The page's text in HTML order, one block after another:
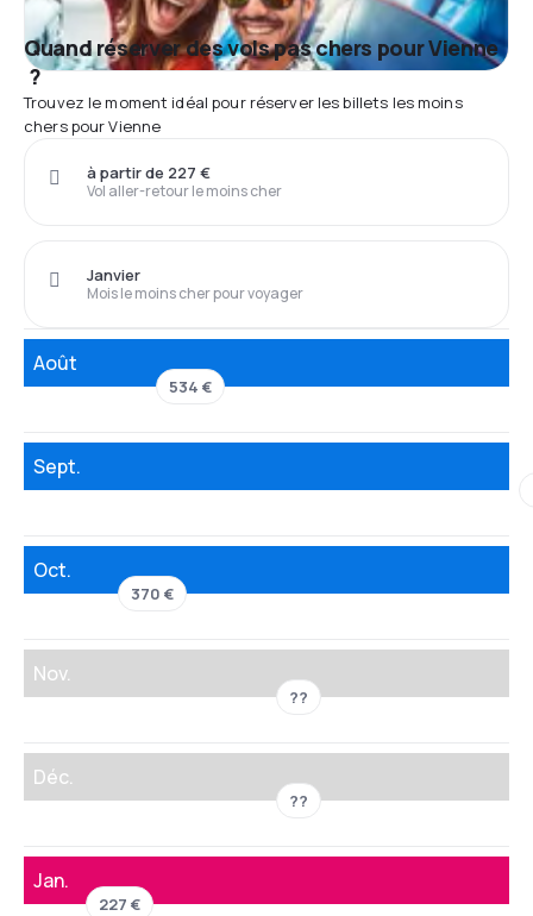
Quand réserver des vols pas chers pour Vienne
?
Trouvez le moment idéal pour réserver les billets les moins
chers pour Vienne
Vol aller-retour le moins cher
à partir de 227 €
Mois le moins cher pour voyager
Janvier
Août
534 €
Sept.
Oct.
370 €
Nov.
??
Déc.
??
Jan.
227 €